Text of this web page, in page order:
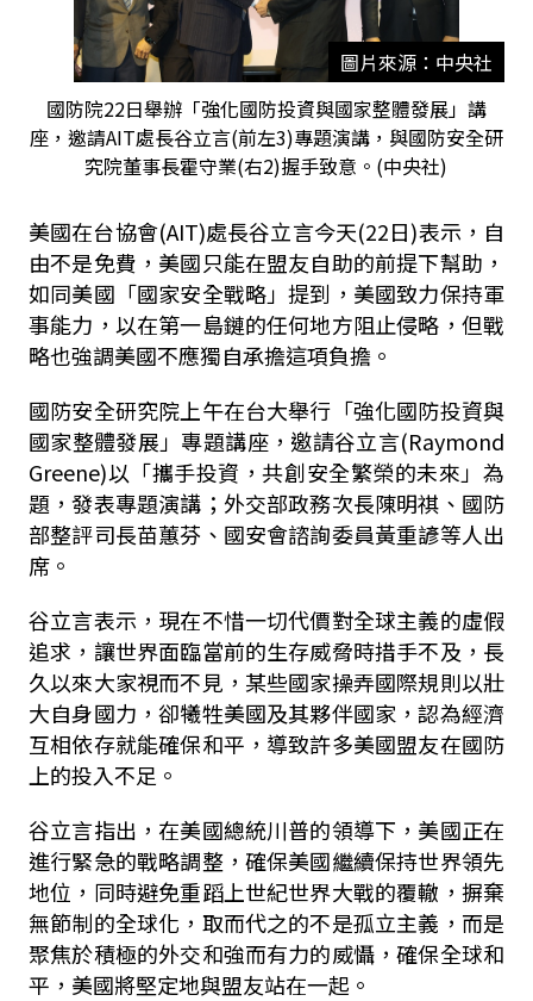
圖片來源：中央社
國防院22日舉辦「強化國防投資與國家整體發展」講
座，邀請AIT處長谷立言(前左3)專題演講，與國防安全研
究院董事長霍守業(右2)握手致意。(中央社)
美國在台協會(AIT)處長谷立言今天(22日)表示，自
由不是免費，美國只能在盟友自助的前提下幫助，
如同美國「國家安全戰略」提到，美國致力保持軍
事能力，以在第一島鏈的任何地方阻止侵略，但戰
略也強調美國不應獨自承擔這項負擔。
國防安全研究院上午在台大舉行「強化國防投資與
國家整體發展」專題講座，邀請谷立言(Raymond
Greene)以「攜手投資，共創安全繁榮的未來」為
題，發表專題演講；外交部政務次長陳明祺、國防
部整評司長苗蕙芬、國安會諮詢委員黃重諺等人出
席。
谷立言表示，現在不惜一切代價對全球主義的虛假
追求，讓世界面臨當前的生存威脅時措手不及，長
久以來大家視而不見，某些國家操弄國際規則以壯
大自身國力，卻犧牲美國及其夥伴國家，認為經濟
互相依存就能確保和平，導致許多美國盟友在國防
上的投入不足。
谷立言指出，在美國總統川普的領導下，美國正在
進行緊急的戰略調整，確保美國繼續保持世界領先
地位，同時避免重蹈上世紀世界大戰的覆轍，摒棄
無節制的全球化，取而代之的不是孤立主義，而是
聚焦於積極的外交和強而有力的威懾，確保全球和
平，美國將堅定地與盟友站在一起。